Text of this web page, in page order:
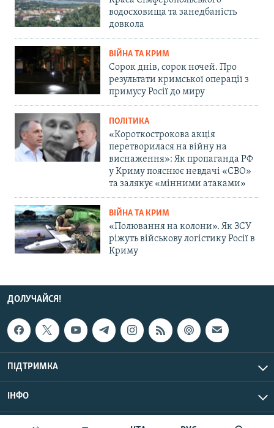
водосховища та занедбаність
довкола
ВІЙНА ТА КРИМ
Сорок днів, сорок ночей. Про
результати кримської операції з
примусу Росії до миру
ПОЛІТИКА
«Короткострокова акція
перетворилася на війну на
виснаження»: Як пропаганда РФ
у Криму пояснює невдачі «СВО»
та залякує «мінними атаками»
ВІЙНА ТА КРИМ
«Полювання на колони». Як ЗСУ
ріжуть військову логістику Росії в
Криму
ДОЛУЧАЙСЯ!
ПІДТРИМКА
ІНФО